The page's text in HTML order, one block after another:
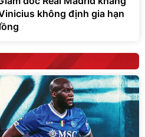
không định gia hạn